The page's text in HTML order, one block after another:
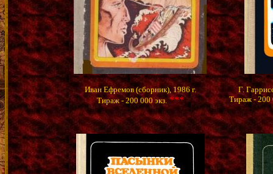
Иван Ефремов (сборник), 1986 г.
Тираж - 200 000 экз. ***
Г.
Тираж - 200